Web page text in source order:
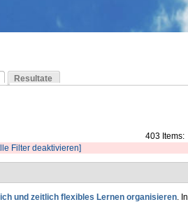
Resultate
403 Items:
Filter deaktivieren]
und zeitlich flexibles Lernen organisieren. In